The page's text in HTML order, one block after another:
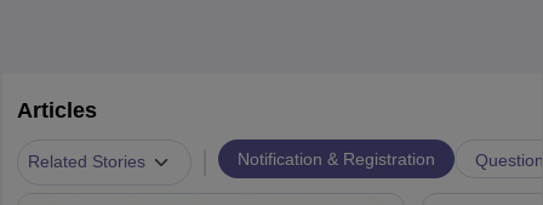
Articles
Related Stories Notification & Registration